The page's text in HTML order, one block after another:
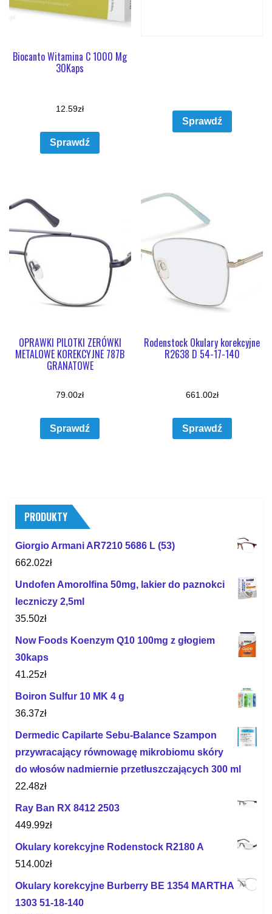
Biocanto Witamina C 1000 Mg
30Kaps
12.59zł
Sprawdź
Sprawdź
OPRAWKI PILOTKI ZERÓWKI
METALOWE KOREKCYJNE 787B
GRANATOWE
79.00zł
Sprawdź
Rodenstock Okulary korekcyjne
R2638 D 54-17-140
661.00zł
Sprawdź
PRODUKTY
Giorgio Armani AR7210 5686 L (53)
662.02zł
Undofen Amorolfina 50mg, lakier do paznokci
leczniczy 2,5ml
35.50zł
Now Foods Koenzym Q10 100mg z głogiem
30kaps
41.25zł
Boiron Sulfur 10 MK 4 g
36.37zł
Dermedic Capilarte Sebu-Balance Szampon
przywracający równowagę mikrobiomu skóry
do włosów nadmiernie przetłuszczających 300 ml
22.48zł
Ray Ban RX 8412 2503
449.99zł
Okulary korekcyjne Rodenstock R2180 A
514.00zł
Okulary korekcyjne Burberry BE 1354 MARTHA
1303 51-18-140